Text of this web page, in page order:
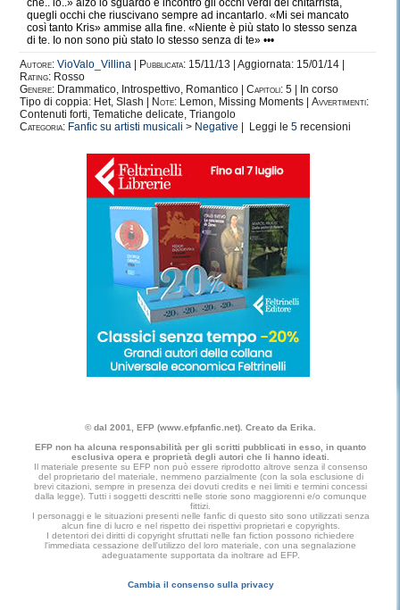
che.. io..» alzò lo sguardo e incontrò gli occhi verdi del chitarrista,
quegli occhi che riuscivano sempre ad incantarlo. «Mi sei mancato
così tanto Kris» ammise alla fine. «Niente è più stato lo stesso senza
di te. Io non sono più stato lo stesso senza di te» •••
Autore: VioValo_Villina Pubblicata: 15/11/13 | Aggiornata: 15/01/14 |
Rating: Rosso
Genere: Drammatico, Introspettivo, Romantico | Capitoli: 5 | In corso
Tipo di coppia: Het, Slash |
Note: Lemon, Missing Moments | Avvertimenti:
Contenuti forti, Tematiche delicate, Triangolo
Categoria: Fanfic su artisti musicali > Negative | Leggi le 5 recensioni
© dal 2001, EFP (www.efpfanfic.net). Creato da Erika.
EFP non ha alcuna responsabilità per gli scritti pubblicati in esso, in quanto
esclusiva opera e proprietà degli autori che li hanno ideati.
Il materiale presente su EFP non può essere riprodotto altrove senza il consenso
del proprietario del materiale, nemmeno parzialmente (con la sola esclusione di
brevi citazioni, sempre in presenza dei dovuti credits e nei limiti e termini concessi
dalla legge). Tutti i soggetti descritti nelle storie sono maggiorenni e/o comunque
fittizi.
I personaggi e le situazioni presenti nelle fanfic di questo sito sono utilizzati senza
alcun fine di lucro e nel rispetto dei rispettivi proprietari e copyrights.
I detentori dei diritti di copyright sfruttati nelle fan fiction possono richiedere
l'immediata cessazione dell'utilizzo del loro materiale, con una segnalazione
adeguatamente supportata da inoltrare ad EFP.
Cambia il consenso sulla privacy